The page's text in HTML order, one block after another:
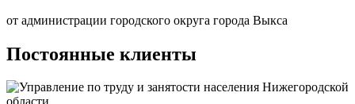
от администрации городского округа города Выкса
Постоянные клиенты